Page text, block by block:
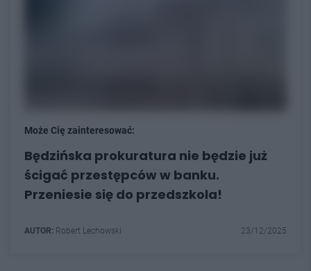
Może Cię zainteresować:
Będzińska prokuratura nie będzie już
ścigać przestępców w banku.
Przeniesie się do przedszkola!
AUTOR: Robert Lechowski 23/12/2025